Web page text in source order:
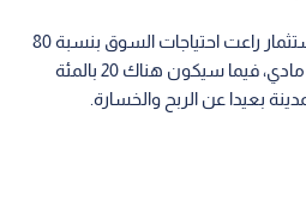
وبين ان توجهات الامانة بالاستثمار راعت احتياجات السوق بنسبة 80
بالمئة وان يكون ذا عائد وربح مادي، فيما سيكون هناك 20 بالمئة
بعيدا عن الربح والخسارة.